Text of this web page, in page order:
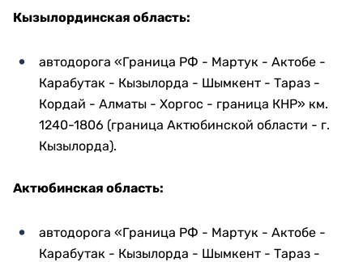
Кызылординская область:
автодорога «Граница РФ - Мартук - Актобе -
Карабутак - Кызылорда - Шымкент - Тараз -
Кордай - Алматы - Хоргос - граница КНР» км.
1240-1806 (граница Актюбинской области - г.
Кызылорда).
Актюбинская область:
автодорога «Граница РФ - Мартук - Актобе -
Карабутак - Кызылорда - Шымкент - Тараз -